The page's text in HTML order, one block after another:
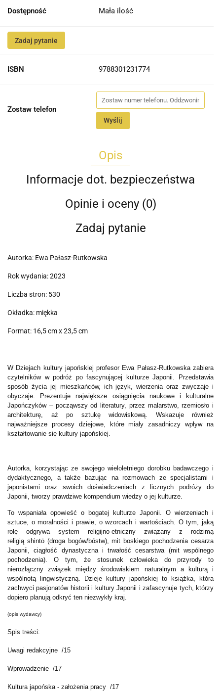
Dostępność Mała ilość
Zadaj pytanie
ISBN 9788301231774
Zostaw telefon
Wyślij
Opis
Informacje dot. bezpieczeństwa
Opinie i oceny (0)
Zadaj pytanie
Autorka: Ewa Pałasz-Rutkowska
Rok wydania: 2023
Liczba stron: 530
Okładka: miękka
Format: 16,5 cm x 23,5 cm
W Dziejach kultury japońskiej profesor Ewa Pałasz-Rutkowska zabiera
czytelników w podróż po fascynującej kulturze Japonii. Przedstawia
sposób życia jej mieszkańców, ich język, wierzenia oraz zwyczaje i
obyczaje. Prezentuje największe osiągnięcia naukowe i kulturalne
Japończyków – począwszy od literatury, przez malarstwo, rzemiosło i
architekturę, aż po sztukę widowiskową. Wskazuje również
najważniejsze procesy dziejowe, które miały zasadniczy wpływ na
kształtowanie się kultury japońskiej.
Autorka, korzystając ze swojego wieloletniego dorobku badawczego i
dydaktycznego, a także bazując na rozmowach ze specjalistami i
japonistami oraz swoich doświadczeniach z licznych podróży do
Japonii, tworzy prawdziwe kompendium wiedzy o jej kulturze.
To wspaniała opowieść o bogatej kulturze Japonii. O wierzeniach i
sztuce, o moralności i prawie, o wzorcach i wartościach. O tym, jaką
rolę odgrywa system religijno-etniczny związany z rodzimą
religią shintō (droga bogów/bóstw), mit boskiego pochodzenia cesarza
Japonii, ciągłość dynastyczna i trwałość cesarstwa (mit wspólnego
pochodzenia). O tym, że stosunek człowieka do przyrody to
nierozłączny związek między środowiskiem naturalnym a kulturą i
wspólnotą lingwistyczną. Dzieje kultury japońskiej to książka, która
zachwyci pasjonatów historii i kultury Japonii i zafascynuje tych, którzy
dopiero planują odkryć ten niezwykły kraj.
(opis wydawcy)
Spis treści:
Uwagi redakcyjne /15
Wprowadzenie /17
Kultura japońska - założenia pracy /17